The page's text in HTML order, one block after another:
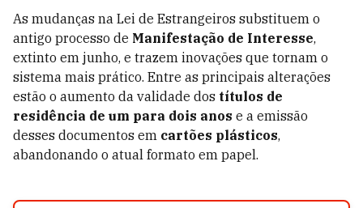
As mudanças na Lei de Estrangeiros substituem o
antigo processo de Manifestação de Interesse,
extinto em junho, e trazem inovações que tornam o
sistema mais prático. Entre as principais alterações
estão o aumento da validade dos títulos de
residência de um para dois anos e a emissão
desses documentos em cartões plásticos,
abandonando o atual formato em papel.